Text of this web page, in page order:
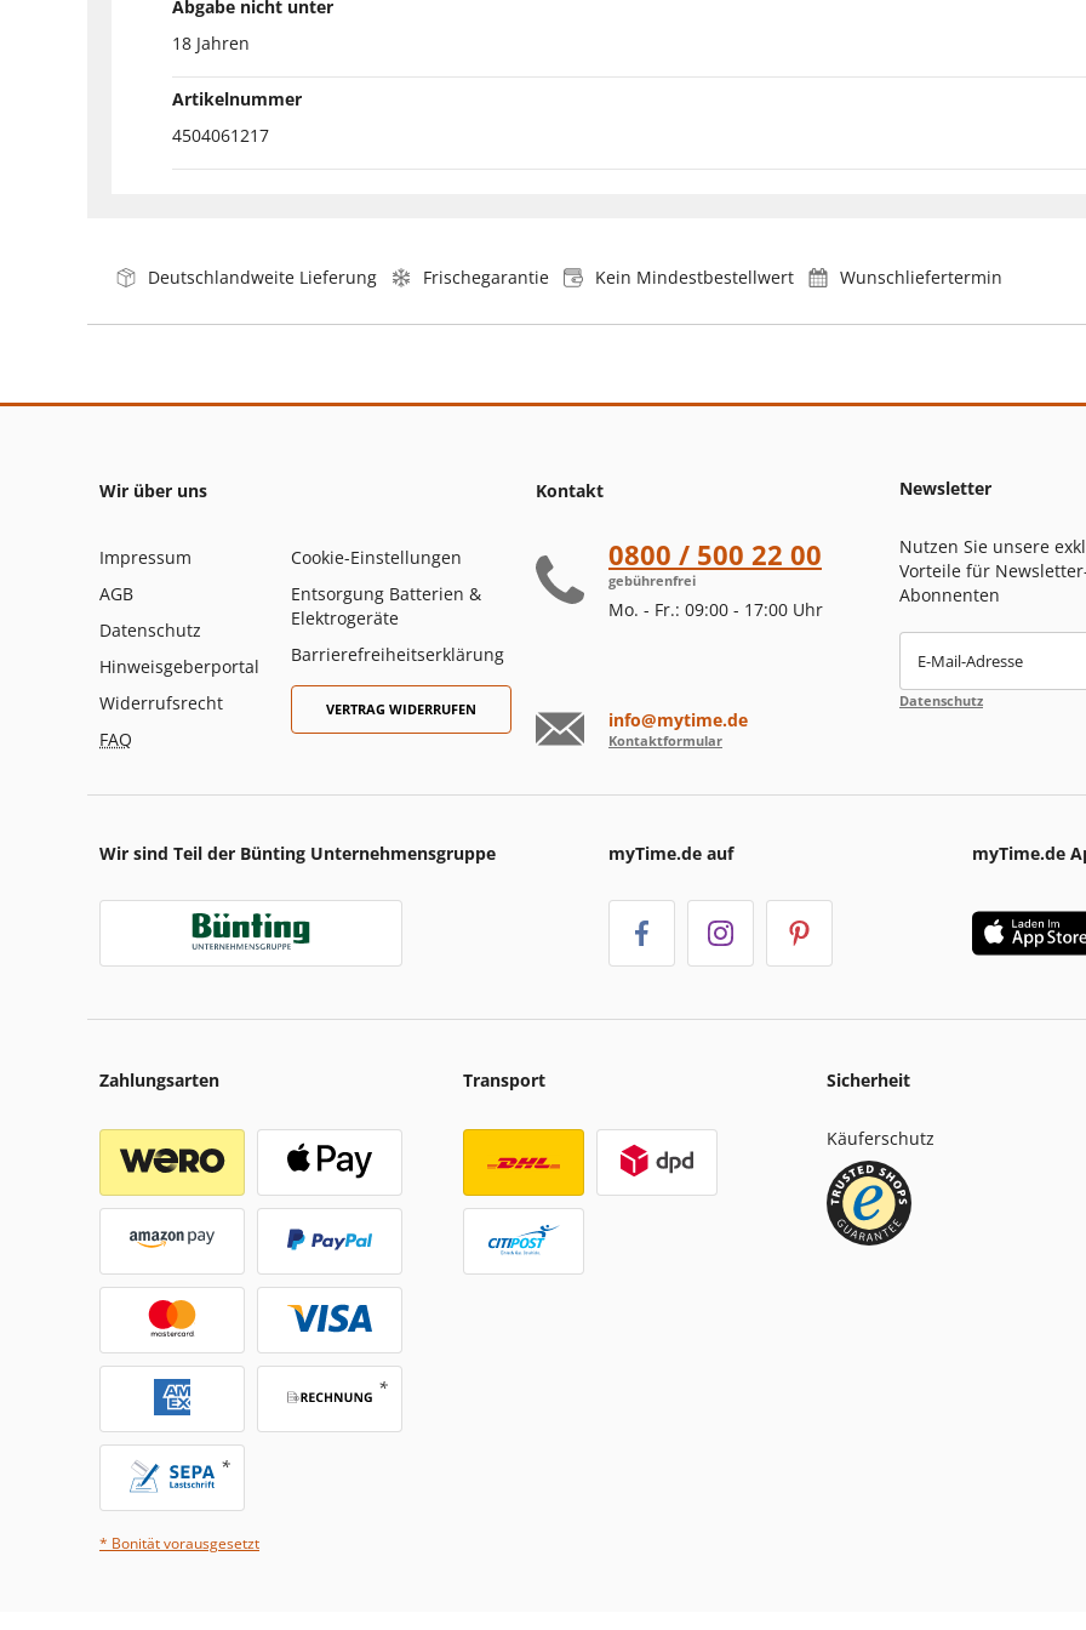
Abgabe nicht unter
18 Jahren
Artikelnummer
4504061217
Deutschlandweite Lieferung Frischegarantie Kein Mindestbestellwert Wunschliefertermin
Wir über uns
Impressum
AGB
Datenschutz
Hinweisgeberportal
Widerrufsrecht
FAQ
Cookie-Einstellungen
Entsorgung Batterien &
Elektrogeräte
Barrierefreiheitserklärung
VERTRAG WIDERRUFEN
Kontakt
0800 / 500 22 00
gebührenfrei
Mo. - Fr.: 09:00 - 17:00 Uhr
info@mytime.de
Kontaktformular
Newsletter
Nutzen Sie unsere
Vorteile für
Abonnenten
E-Mail-Adresse
Datenschutz
Wir sind Teil der Bünting Unternehmensgruppe myTime.de auf myTime.de
Zahlungsarten
* Bonität vorausgesetzt
Transport Sicherheit
Käuferschutz